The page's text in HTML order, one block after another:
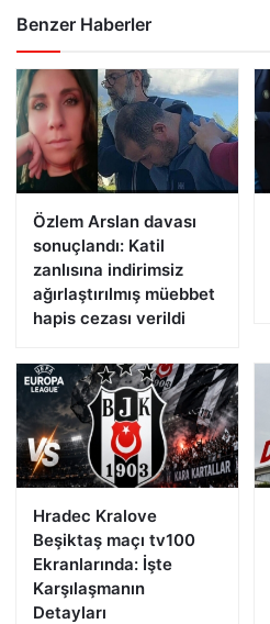
Benzer Haberler
Özlem Arslan davası
sonuçlandı: Katil
zanlısına indirimsiz
ağırlaştırılmış müebbet
hapis cezası verildi
Hradec Kralove
Beşiktaş maçı tv100
Ekranlarında: İşte
Karşılaşmanın
Detayları